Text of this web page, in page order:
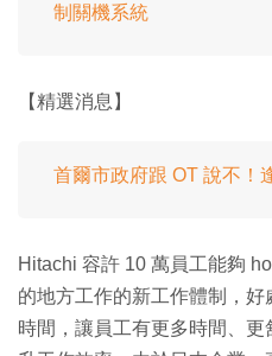
制關機系統
【精選消息】
首爾市政府跟 OT 說不！
Hitachi 容許 10 萬員工能夠
的地方工作的新工作體制，
時間，讓員工有更多時間、